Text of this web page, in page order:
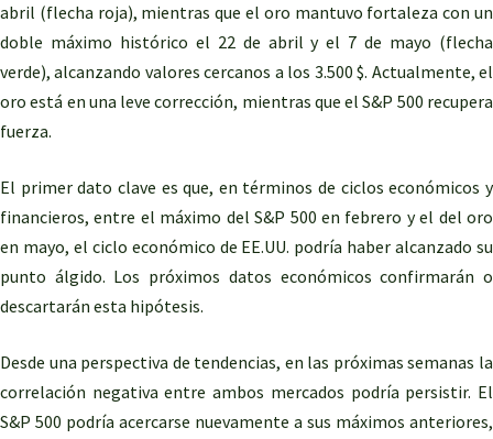
abril (flecha roja), mientras que el oro mantuvo fortaleza con un
doble máximo histórico el 22 de abril y el 7 de mayo (flecha
verde), alcanzando valores cercanos a los 3.500 $. Actualmente, el
oro está en una leve corrección, mientras que el S&P 500 recupera
fuerza.
El primer dato clave es que, en términos de ciclos económicos y
financieros, entre el máximo del S&P 500 en febrero y el del oro
en mayo, el ciclo económico de EE.UU. podría haber alcanzado su
punto álgido. Los próximos datos económicos confirmarán o
descartarán esta hipótesis.
Desde una perspectiva de tendencias, en las próximas semanas la
correlación negativa entre ambos mercados podría persistir. El
S&P 500 podría acercarse nuevamente a sus máximos anteriores,